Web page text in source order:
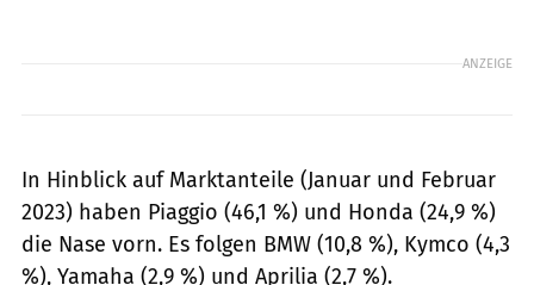
ANZEIGE
In Hinblick auf Marktanteile (Januar und Februar
2023) haben Piaggio (46,1 %) und Honda (24,9 %)
die Nase vorn. Es folgen BMW (10,8 %), Kymco (4,3
%), Yamaha (2,9 %) und Aprilia (2,7 %).